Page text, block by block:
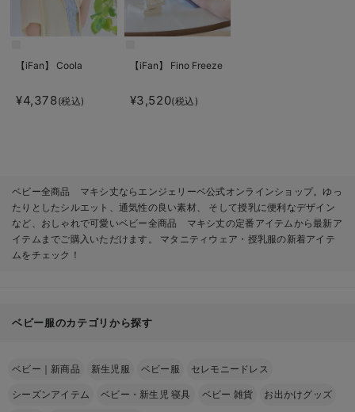
【iFan】 Coola
¥4,378(税込)
【iFan】 Fino Freeze
¥3,520(税込)
ベビー全商品 マキシ丈ならエンジェリーベ公式オンラインショップ。ゆっ
たりとしたシルエット、通気性の良い素材、 そして授乳に便利なデザイン
など、おしゃれで可愛いベビー全商品 マキシ丈の定番アイテムから最新ア
イテムまでご購入いただけます。 マタニティウェア・授乳服の新着アイテ
ムをチェック！
ベビー服のカテゴリから探す
ベビー｜新商品 新生児服 ベビー服 セレモニードレス
シーズンアイテム ベビー・新生児 寝具 ベビー 雑貨 お出かけグッズ